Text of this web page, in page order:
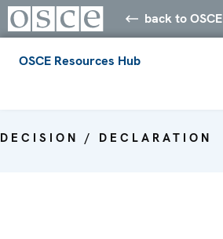
back to OSCE
OSCE Resources Hub
DECISION / DECLARATION